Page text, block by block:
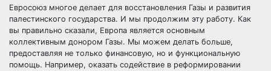
Евросоюз многое делает для восстановления Газы и развития
палестинского государства. И мы продолжим эту работу. Как
вы правильно сказали, Европа является основным
коллективным донором Газы. Мы можем делать больше,
предоставляя не только финансовую, но и функциональную
помощь. Например, оказать содействие в реформировании